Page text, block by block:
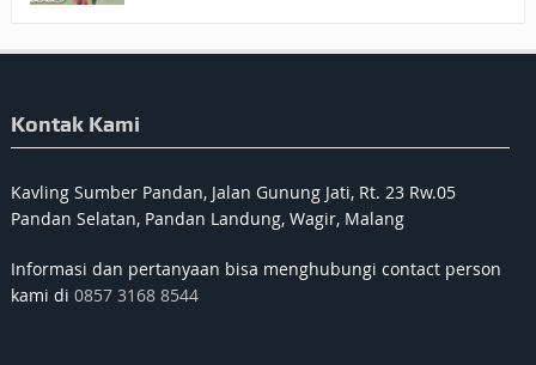
Kontak Kami
Kavling Sumber Pandan, Jalan Gunung Jati, Rt. 23 Rw.05
Pandan Selatan, Pandan Landung, Wagir, Malang
Informasi dan pertanyaan bisa menghubungi contact person
kami di 0857 3168 8544